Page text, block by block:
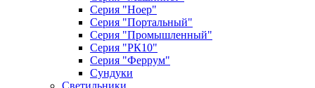
Серия "Ноер"
Серия "Портальный"
Серия "Промышленный"
Серия "РК10"
Серия "Феррум"
Сундуки
Светильники